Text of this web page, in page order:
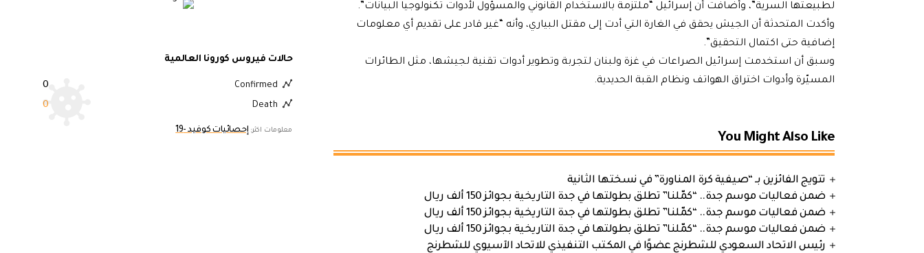
لطبيعتها السرية”، وأضافت أن إسرائيل “ملتزمة بالاستخدام القانوني والمسؤول لأدوات تكنولوجيا البيانات”.
وأكدت المتحدثة أن الجيش يحقق في الغارة التي أدت إلى مقتل البياري، وأنه “غير قادر على تقديم أي معلومات
إضافية حتى اكتمال التحقيق”.
وسبق أن استخدمت إسرائيل الصراعات في غزة ولبنان لتجربة وتطوير أدوات تقنية لجيشها، مثل الطائرات
المسيّرة وأدوات اختراق الهواتف ونظام القبة الحديدية.
You Might Also Like
تتويج الفائزين بـ “صيفية كرة المناورة” في نسختها الثانية
ضمن فعاليات موسم جدة.. “كمّلنا” تطلق بطولتها في جدة التاريخية بجوائز 150 ألف ريال
ضمن فعاليات موسم جدة.. “كمّلنا” تطلق بطولتها في جدة التاريخية بجوائز 150 ألف ريال
ضمن فعاليات موسم جدة.. “كمّلنا” تطلق بطولتها في جدة التاريخية بجوائز 150 ألف ريال
رئيس الاتحاد السعودي للشطرنج عضوًا في المكتب التنفيذي للاتحاد الآسيوي للشطرنج
حالات فيروس كورونا العالمية
Confirmed
0
Death
0
معلومات اكثر: إحصائيات كوفيد -19